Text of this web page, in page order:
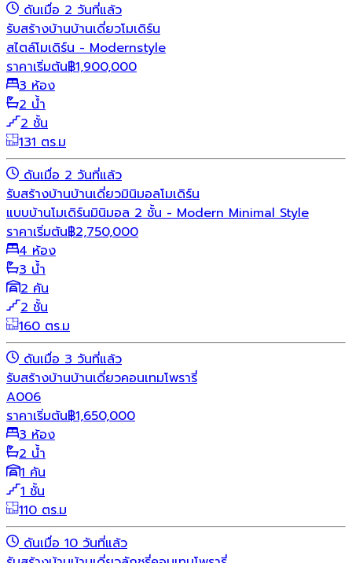
ดันเมื่อ 2 วันที่แล้ว
รับสร้างบ้านบ้านเดี่ยวโมเดิร์น
สไตล์โมเดิร์น - Modernstyle
ราคาเริ่มต้น฿1,900,000
3 ห้อง
2 น้ำ
2 ชั้น
131 ตร.ม
ดันเมื่อ 2 วันที่แล้ว
รับสร้างบ้านบ้านเดี่ยวมินิมอลโมเดิร์น
แบบบ้านโมเดิร์นมินิมอล 2 ชั้น - Modern Minimal Style
ราคาเริ่มต้น฿2,750,000
4 ห้อง
3 น้ำ
2 คัน
2 ชั้น
160 ตร.ม
ดันเมื่อ 3 วันที่แล้ว
รับสร้างบ้านบ้านเดี่ยวคอนเทมโพรารี่
A006
ราคาเริ่มต้น฿1,650,000
3 ห้อง
2 น้ำ
1 คัน
1 ชั้น
110 ตร.ม
ดันเมื่อ 10 วันที่แล้ว